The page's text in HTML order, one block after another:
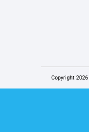
Copyright 2026